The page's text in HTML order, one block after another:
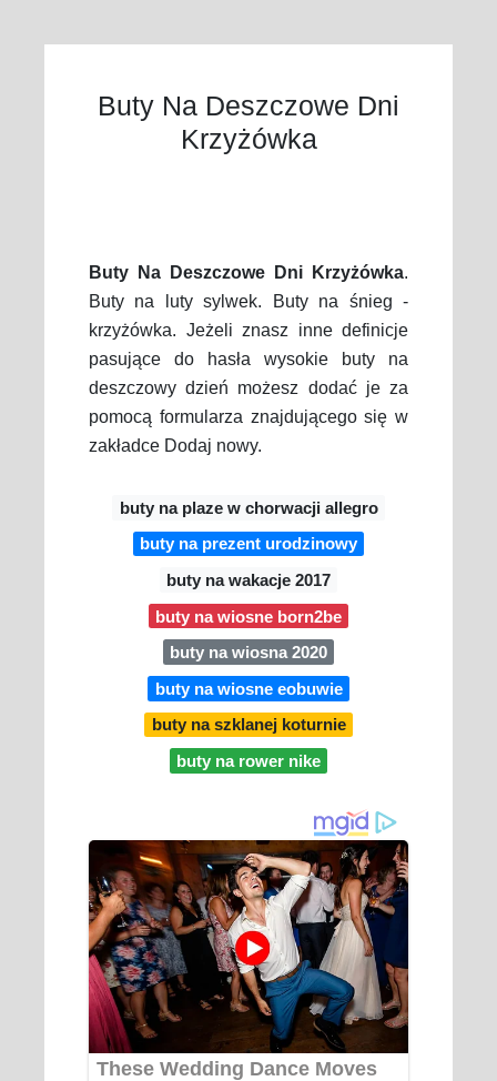
Buty Na Deszczowe Dni
Krzyżówka
Buty Na Deszczowe Dni Krzyżówka.
Buty na luty sylwek. Buty na śnieg -
krzyżówka. Jeżeli znasz inne definicje
pasujące do hasła wysokie buty na
deszczowy dzień możesz dodać je za
pomocą formularza znajdującego się w
zakładce Dodaj nowy.
buty na plaze w chorwacji allegro
buty na prezent urodzinowy
buty na wakacje 2017
buty na wiosne born2be
buty na wiosna 2020
buty na wiosne eobuwie
buty na szklanej koturnie
buty na rower nike